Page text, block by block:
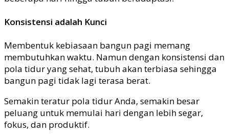
Konsistensi adalah Kunci
Membentuk kebiasaan bangun pagi memang
membutuhkan waktu. Namun dengan konsistensi dan
pola tidur yang sehat, tubuh akan terbiasa sehingga
bangun pagi tidak lagi terasa berat.
Semakin teratur pola tidur Anda, semakin besar
peluang untuk memulai hari dengan lebih segar,
fokus, dan produktif.